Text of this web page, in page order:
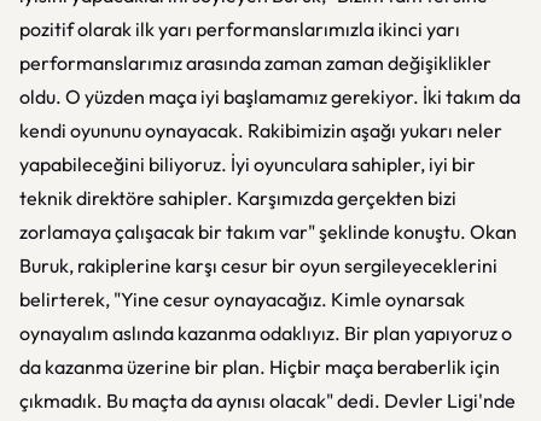
pozitif olarak ilk yarı performanslarımızla ikinci yarı
performanslarımız arasında zaman zaman değişiklikler
oldu. O yüzden maça iyi başlamamız gerekiyor. İki takım da
kendi oyununu oynayacak. Rakibimizin aşağı yukarı neler
yapabileceğini biliyoruz. İyi oyunculara sahipler, iyi bir
teknik direktöre sahipler. Karşımızda gerçekten bizi
zorlamaya çalışacak bir takım var" şeklinde konuştu. Okan
Buruk, rakiplerine karşı cesur bir oyun sergileyeceklerini
belirterek, "Yine cesur oynayacağız. Kimle oynarsak
oynayalım aslında kazanma odaklıyız. Bir plan yapıyoruz o
da kazanma üzerine bir plan. Hiçbir maça beraberlik için
çıkmadık. Bu maçta da aynısı olacak" dedi. Devler Ligi'nde